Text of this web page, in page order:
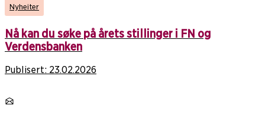
Nyheiter
Nå kan du søke på årets stillinger i FN og
Verdensbanken
Publisert: 23.02.2026